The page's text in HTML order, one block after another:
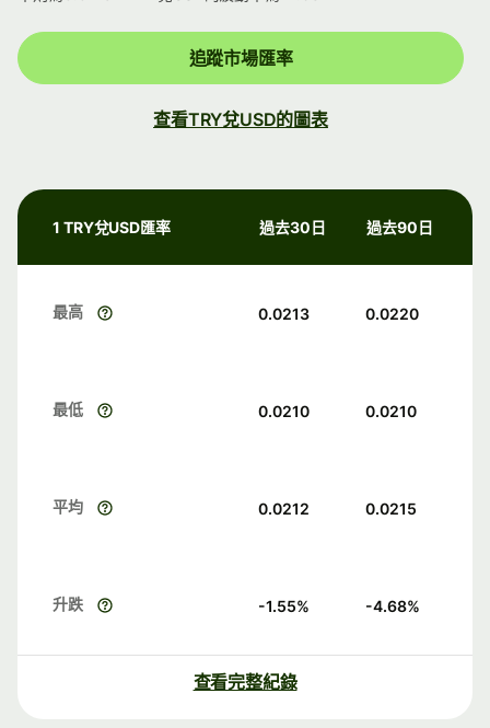
追蹤市場匯率
查看TRY兌USD的圖表
1 TRY兌USD匯率 過去30日 過去90日
最高 0.0213 0.0220
最低 0.0210 0.0210
平均 0.0212 0.0215
升跌 -1.55% -4.68%
查看完整紀錄